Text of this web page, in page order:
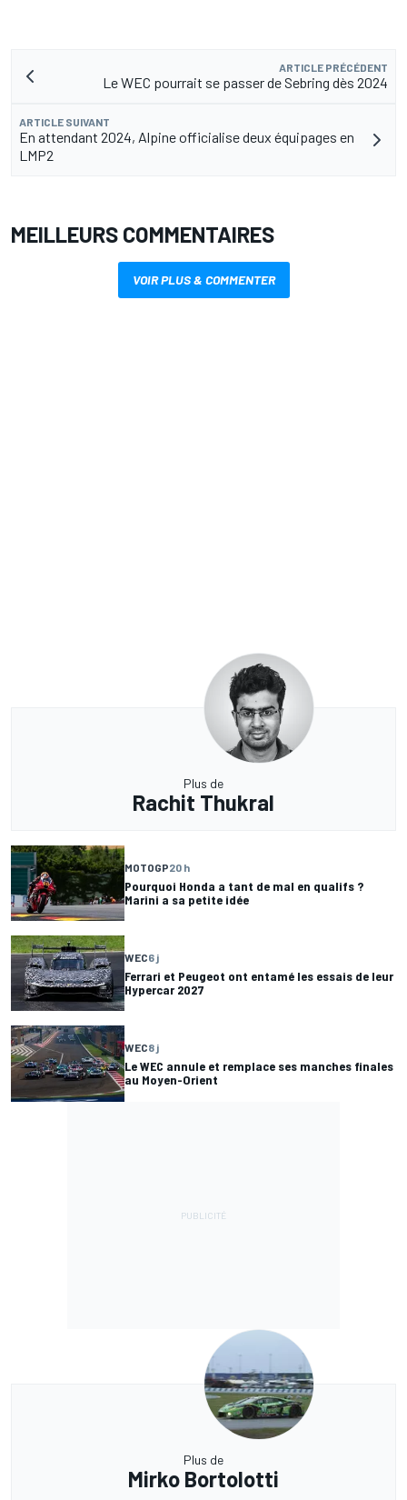
ARTICLE PRÉCÉDENT
Le WEC pourrait se passer de Sebring dès 2024
ARTICLE SUIVANT
En attendant 2024, Alpine officialise deux équipages en
LMP2
MEILLEURS COMMENTAIRES
VOIR PLUS & COMMENTER
Plus de
Rachit Thukral
MOTOGP20 h
Pourquoi Honda a tant de mal en qualifs ?
Marini a sa petite idée
WEC6 j
Ferrari et Peugeot ont entamé les essais de leur
Hypercar 2027
WEC8 j
Le WEC annule et remplace ses manches finales
au Moyen-Orient
Plus de
Mirko Bortolotti